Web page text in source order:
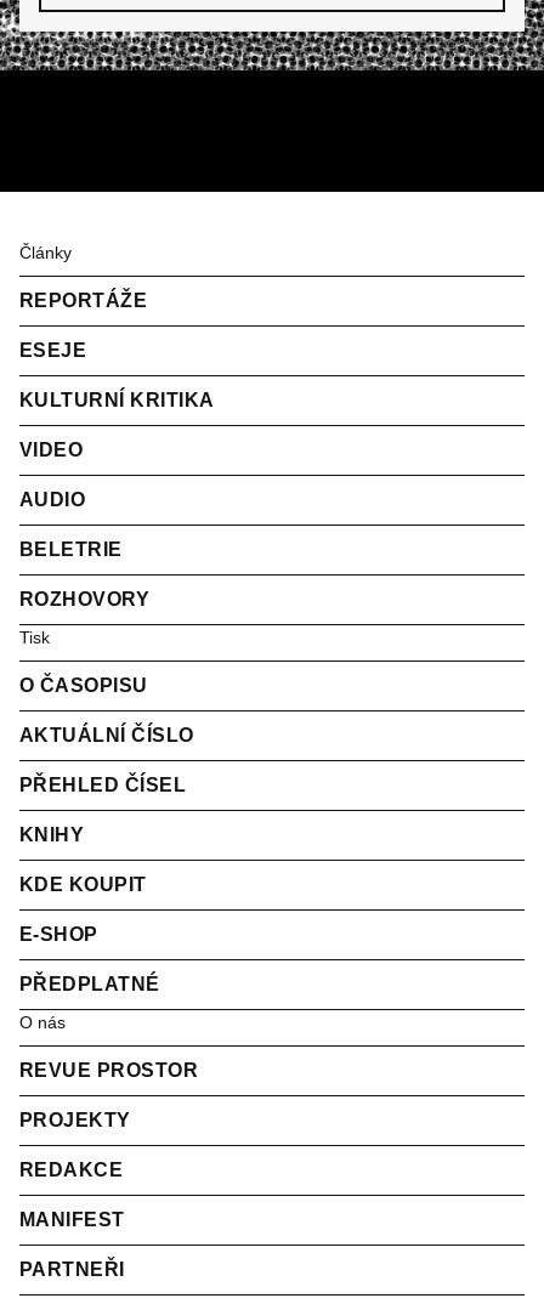
Články
REPORTÁŽE
ESEJE
KULTURNÍ KRITIKA
VIDEO
AUDIO
BELETRIE
ROZHOVORY
Tisk
O ČASOPISU
AKTUÁLNÍ ČÍSLO
PŘEHLED ČÍSEL
KNIHY
KDE KOUPIT
E-SHOP
PŘEDPLATNÉ
O nás
REVUE PROSTOR
PROJEKTY
REDAKCE
MANIFEST
PARTNEŘI